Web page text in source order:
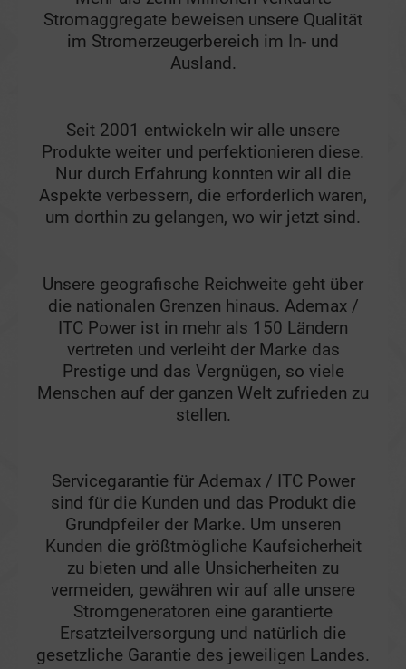
Stromaggregate beweisen unsere Qualität
im Stromerzeugerbereich im In- und
Ausland.
Seit 2001 entwickeln wir alle unsere
Produkte weiter und perfektionieren diese.
Nur durch Erfahrung konnten wir all die
Aspekte verbessern, die erforderlich waren,
um dorthin zu gelangen, wo wir jetzt sind.
Unsere geografische Reichweite geht über
die nationalen Grenzen hinaus. Ademax /
ITC Power ist in mehr als 150 Ländern
vertreten und verleiht der Marke das
Prestige und das Vergnügen, so viele
Menschen auf der ganzen Welt zufrieden zu
stellen.
Servicegarantie für Ademax / ITC Power
sind für die Kunden und das Produkt die
Grundpfeiler der Marke. Um unseren
Kunden die größtmögliche Kaufsicherheit
zu bieten und alle Unsicherheiten zu
vermeiden, gewähren wir auf alle unsere
Stromgeneratoren eine garantierte
Ersatzteilversorgung und natürlich die
gesetzliche Garantie des jeweiligen Landes.